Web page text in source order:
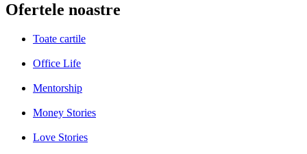
Ofertele noastre
Toate cartile
Office Life
Mentorship
Money Stories
Love Stories